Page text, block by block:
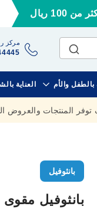
ريال
مركز
بالطفل والأم العناية
المنتجات والعروض
بانثوفيل
بانثوفيل مقوى